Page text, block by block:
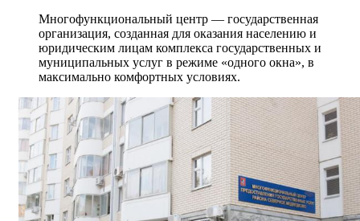
Многофункциональный центр — государственная
организация, созданная для оказания населению и
юридическим лицам комплекса государственных и
муниципальных услуг в режиме «одного окна», в
максимально комфортных условиях.